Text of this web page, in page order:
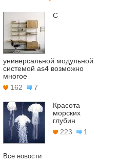
С
универсальной модульной
системой as4 возможно
многое
162
7
Красота
морских
глубин
223
1
Все новости